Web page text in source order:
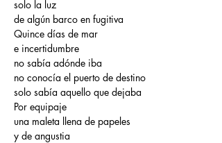
solo la luz
de algún barco en fugitiva
Quince días de mar
e incertidumbre
no sabía adónde iba
no conocía el puerto de destino
solo sabía aquello que dejaba
Por equipaje
una maleta llena de papeles
y de angustia